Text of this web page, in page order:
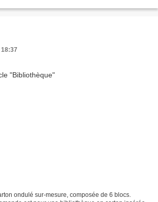
ondulé sur-mesure, composée de 6 blocs.